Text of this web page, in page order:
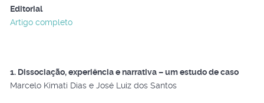
Editorial
Artigo completo
1. Dissociação, experiência e narrativa – um estudo de caso
Marcelo Kimati Dias e José Luiz dos Santos